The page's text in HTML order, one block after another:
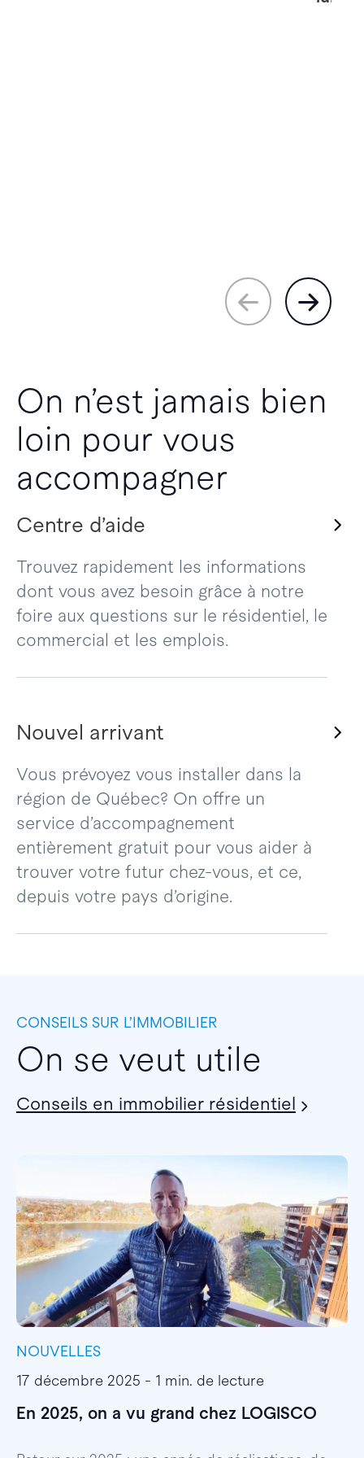
On n’est jamais bien
loin pour vous
accompagner
Centre d’aide
Trouvez rapidement les informations
dont vous avez besoin grâce à notre
foire aux questions sur le résidentiel, le
commercial et les emplois.
Nouvel arrivant
Vous prévoyez vous installer dans la
région de Québec? On offre un
service d’accompagnement
entièrement gratuit pour vous aider à
trouver votre futur chez-vous, et ce,
depuis votre pays d’origine.
CONSEILS SUR L’IMMOBILIER
On se veut utile
Conseils en immobilier résidentiel
NOUVELLES
17 décembre 2025 - 1 min. de lecture
En 2025, on a vu grand chez LOGISCO